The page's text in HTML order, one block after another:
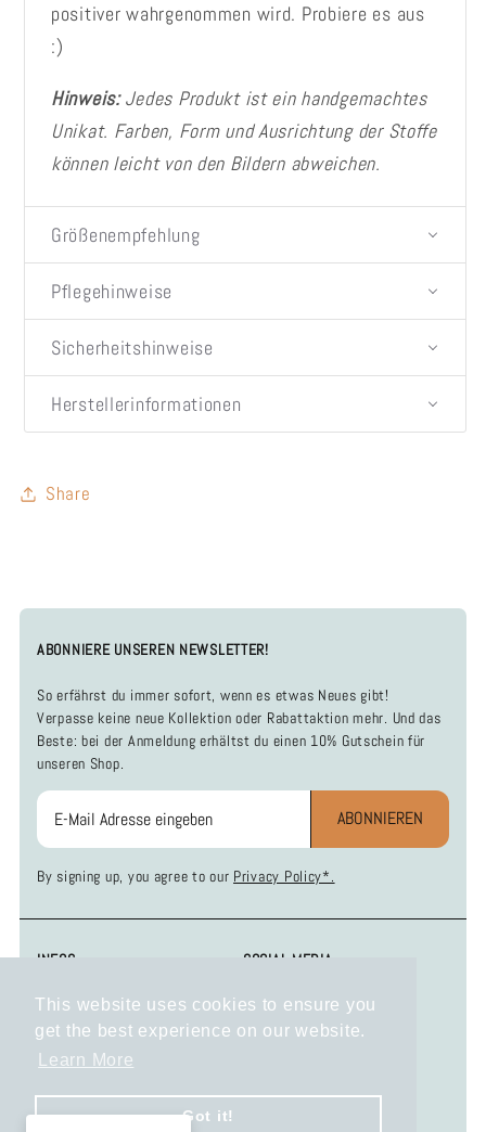
This website uses cookies to ensure you
get the best experience on our website.
Learn More
Got it!
positiver wahrgenommen wird. Probiere es aus
:)
Hinweis:Jedes Produkt ist ein handgemachtes
Unikat. Farben, Form und Ausrichtung der Stoffe
können leicht von den Bildern abweichen.
Größenempfehlung
Pflegehinweise
Sicherheitshinweise
Herstellerinformationen
Share
ABONNIERE UNSEREN NEWSLETTER!
So erfährst du immer sofort, wenn es etwas Neues gibt!
Verpasse keine neue Kollektion oder Rabattaktion mehr. Und das
Beste: bei der Anmeldung erhältst du einen 10% Gutschein für
unseren Shop.
ABONNIEREN
By signing up, you agree to our Privacy Policy*.
INFOS
Zahlung und Versand
Widerrufsbelehrung
Datenschutzerklärung
AGB
SOCIAL MEDIA
Instagram
Facebook
KONTAKT